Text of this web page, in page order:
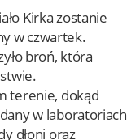
Kirka zostanie
w czwartek.
broń, która
terenie, dokąd
w laboratoriach
dłoni oraz